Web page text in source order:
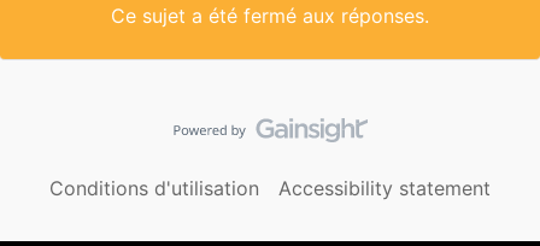
Ce sujet a été fermé aux réponses.
Conditions d'utilisation Accessibility statement